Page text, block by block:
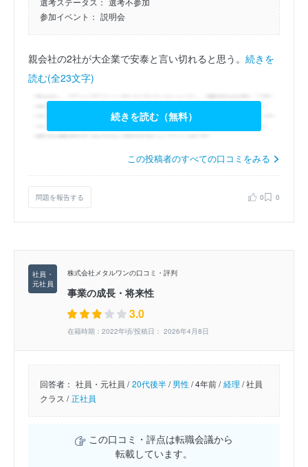
参加イベント： 説明会
親会社の2社が大企業で安泰と言い切れると思う。 続きを
読む(全23文字)
続きを読む（無料）
この投稿者のすべての口コミをみる
問題を報告する 0 0
株式会社メタルワンの口コミ・評判
事業の成長・将来性
3.0
在籍時期：2022年頃/投稿日： 2026年4月8日
回答者： 社員・元社員 / 20代後半/男性/4年前 / 経理 /社員
クラス / 正社員
この口コミ・評点は転職会議から
転載しています。